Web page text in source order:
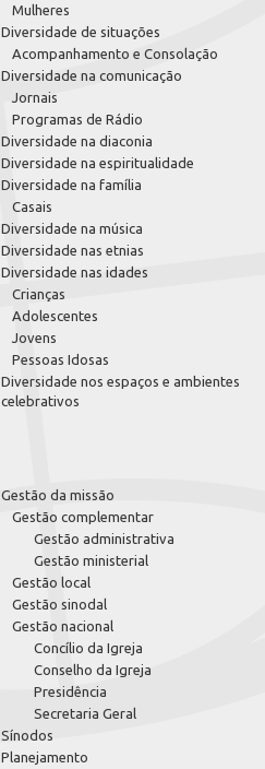
Mulheres
Diversidade de situações
Acompanhamento e Consolação
Diversidade na comunicação
Jornais
Programas de Rádio
Diversidade na diaconia
Diversidade na espiritualidade
Diversidade na família
Casais
Diversidade na música
Diversidade nas etnias
Diversidade nas idades
Crianças
Adolescentes
Jovens
Pessoas Idosas
Diversidade nos espaços e ambientes
celebrativos
Gestão da missão
Gestão complementar
Gestão administrativa
Gestão ministerial
Gestão local
Gestão sinodal
Gestão nacional
Concílio da Igreja
Conselho da Igreja
Presidência
Secretaria Geral
Sínodos
Planejamento